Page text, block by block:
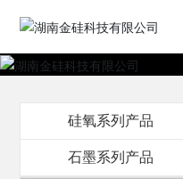
硅氧系列产品
石墨系列产品